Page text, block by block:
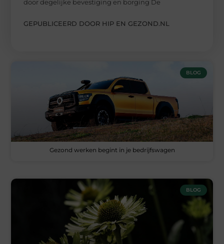
door degelijke bevestiging en borging De
GEPUBLICEERD DOOR HIP EN GEZOND.NL
BLOG
Gezond werken begint in je bedrijfswagen
BLOG